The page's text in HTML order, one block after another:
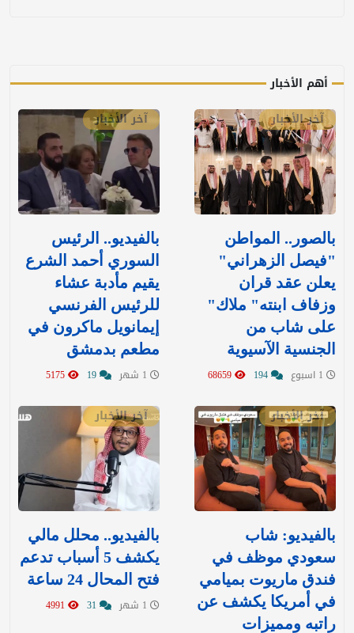
أهم الأخبار
آخر الأخبار
بالصور.. المواطن
"فيصل الزهراني"
يعلن عقد قران
وزفاف ابنته" ملاك"
على شاب من
الجنسية الآسيوية
آخر الأخبار
بالفيديو.. الرئيس
السوري أحمد الشرع
يقيم مأدبة عشاء
للرئيس الفرنسي
إيمانويل ماكرون في
مطعم بدمشق
آخر الأخبار
بالفيديو: شاب
سعودي موظف في
فندق ماريوت بميامي
في أمريكا يكشف عن
راتبه ومميزات
آخر الأخبار
بالفيديو.. محلل مالي
يكشف 5 أسباب تدعم
فتح المحال 24 ساعة